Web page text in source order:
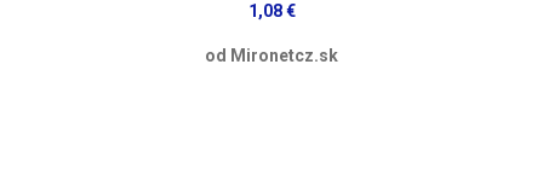
1,08 €
od Mironetcz.sk